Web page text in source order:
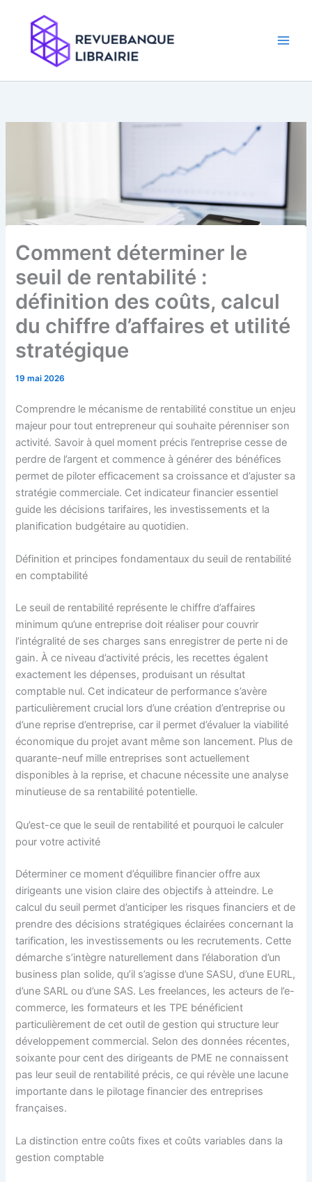
contenu
Comment déterminer le
seuil de rentabilité :
définition des coûts, calcul
du chiffre d’affaires et utilité
stratégique
19 mai 2026
Comprendre le mécanisme de rentabilité constitue un enjeu
majeur pour tout entrepreneur qui souhaite pérenniser son
activité. Savoir à quel moment précis l’entreprise cesse de
perdre de l’argent et commence à générer des bénéfices
permet de piloter efficacement sa croissance et d’ajuster sa
stratégie commerciale. Cet indicateur financier essentiel
guide les décisions tarifaires, les investissements et la
planification budgétaire au quotidien.
Définition et principes fondamentaux du seuil de rentabilité
en comptabilité
Le seuil de rentabilité représente le chiffre d’affaires
minimum qu’une entreprise doit réaliser pour couvrir
l’intégralité de ses charges sans enregistrer de perte ni de
gain. À ce niveau d’activité précis, les recettes égalent
exactement les dépenses, produisant un résultat
comptable nul. Cet indicateur de performance s’avère
particulièrement crucial lors d’une création d’entreprise ou
d’une reprise d’entreprise, car il permet d’évaluer la viabilité
économique du projet avant même son lancement. Plus de
quarante-neuf mille entreprises sont actuellement
disponibles à la reprise, et chacune nécessite une analyse
minutieuse de sa rentabilité potentielle.
Qu’est-ce que le seuil de rentabilité et pourquoi le calculer
pour votre activité
Déterminer ce moment d’équilibre financier offre aux
dirigeants une vision claire des objectifs à atteindre. Le
calcul du seuil permet d’anticiper les risques financiers et de
prendre des décisions stratégiques éclairées concernant la
tarification, les investissements ou les recrutements. Cette
démarche s’intègre naturellement dans l’élaboration d’un
business plan solide, qu’il s’agisse d’une SASU, d’une EURL,
d’une SARL ou d’une SAS. Les freelances, les acteurs de l’e-
commerce, les formateurs et les TPE bénéficient
particulièrement de cet outil de gestion qui structure leur
développement commercial. Selon des données récentes,
soixante pour cent des dirigeants de PME ne connaissent
pas leur seuil de rentabilité précis, ce qui révèle une lacune
importante dans le pilotage financier des entreprises
françaises.
La distinction entre coûts fixes et coûts variables dans la
gestion comptable